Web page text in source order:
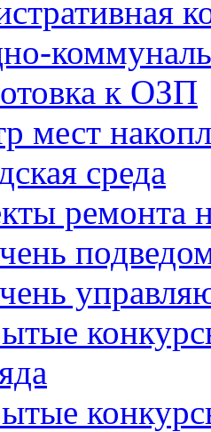
к ОЗП
мест
среда
ремонта